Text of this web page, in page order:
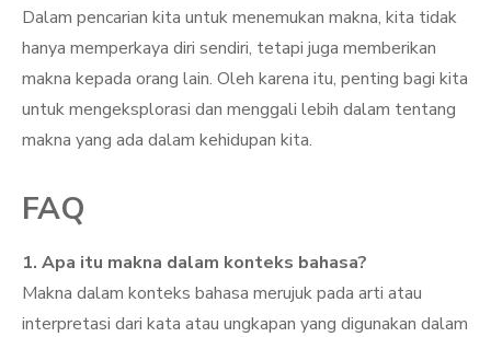
Dalam pencarian kita untuk menemukan makna, kita tidak
hanya memperkaya diri sendiri, tetapi juga memberikan
makna kepada orang lain. Oleh karena itu, penting bagi kita
untuk mengeksplorasi dan menggali lebih dalam tentang
makna yang ada dalam kehidupan kita.
FAQ
1. Apa itu makna dalam konteks bahasa?
Makna dalam konteks bahasa merujuk pada arti atau
interpretasi dari kata atau ungkapan yang digunakan dalam